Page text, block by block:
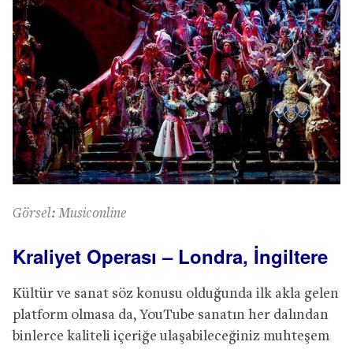
Görsel: Musiconline
Kraliyet Operası – Londra, İngiltere
Kültür ve sanat söz konusu olduğunda ilk akla gelen
platform olmasa da, YouTube sanatın her dalından
binlerce kaliteli içeriğe ulaşabileceğiniz muhteşem